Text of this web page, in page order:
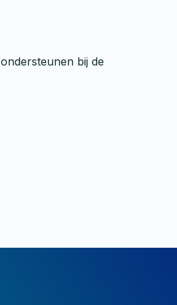
bij de